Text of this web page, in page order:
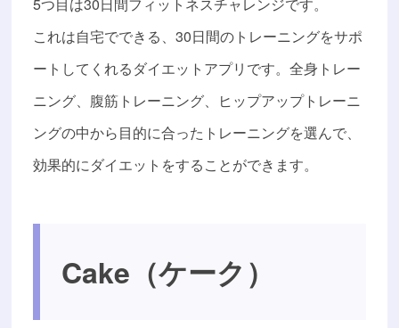
5つ目は30日間フィットネスチャレンジです。
これは自宅でできる、30日間のトレーニングをサポ
ートしてくれるダイエットアプリです。全身トレー
ニング、腹筋トレーニング、ヒップアップトレーニ
ングの中から目的に合ったトレーニングを選んで、
効果的にダイエットをすることができます。
Cake（ケーク）